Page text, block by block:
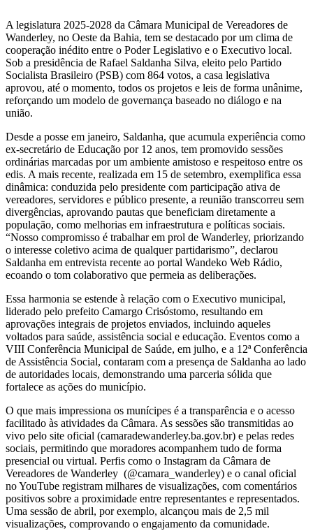
A legislatura 2025-2028 da Câmara Municipal de Vereadores de
Wanderley, no Oeste da Bahia, tem se destacado por um clima de
cooperação inédito entre o Poder Legislativo e o Executivo local.
Sob a presidência de Rafael Saldanha Silva, eleito pelo Partido
Socialista Brasileiro (PSB) com 864 votos, a casa legislativa
aprovou, até o momento, todos os projetos e leis de forma unânime,
reforçando um modelo de governança baseado no diálogo e na
união.
Desde a posse em janeiro, Saldanha, que acumula experiência como
ex-secretário de Educação por 12 anos, tem promovido sessões
ordinárias marcadas por um ambiente amistoso e respeitoso entre os
edis. A mais recente, realizada em 15 de setembro, exemplifica essa
dinâmica: conduzida pelo presidente com participação ativa de
vereadores, servidores e público presente, a reunião transcorreu sem
divergências, aprovando pautas que beneficiam diretamente a
população, como melhorias em infraestrutura e políticas sociais.
“Nosso compromisso é trabalhar em prol de Wanderley, priorizando
o interesse coletivo acima de qualquer partidarismo”, declarou
Saldanha em entrevista recente ao portal Wandeko Web Rádio,
ecoando o tom colaborativo que permeia as deliberações.
Essa harmonia se estende à relação com o Executivo municipal,
liderado pelo prefeito Camargo Crisóstomo, resultando em
aprovações integrais de projetos enviados, incluindo aqueles
voltados para saúde, assistência social e educação. Eventos como a
VIII Conferência Municipal de Saúde, em julho, e a 12ª Conferência
de Assistência Social, contaram com a presença de Saldanha ao lado
de autoridades locais, demonstrando uma parceria sólida que
fortalece as ações do município.
O que mais impressiona os munícipes é a transparência e o acesso
facilitado às atividades da Câmara. As sessões são transmitidas ao
vivo pelo site oficial (camaradewanderley.ba.gov.br) e pelas redes
sociais, permitindo que moradores acompanhem tudo de forma
presencial ou virtual. Perfis como o Instagram da Câmara de
Vereadores de Wanderley (@camara_wanderley) e o canal oficial
no YouTube registram milhares de visualizações, com comentários
positivos sobre a proximidade entre representantes e representados.
Uma sessão de abril, por exemplo, alcançou mais de 2,5 mil
visualizações, comprovando o engajamento da comunidade.